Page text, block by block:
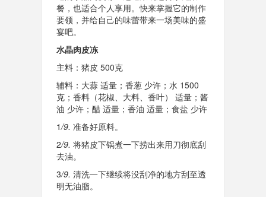
餐，也适合个人享用。快来掌握它的制作
要领，并给自己的味蕾带来一场美味的盛
宴吧。
水晶肉皮冻
主料：猪皮 500克
辅料：大蒜 适量；香葱 少许；水 1500
克；香料（花椒、大料、香叶） 适量；酱
油 少许；醋 适量；香油 适量；食盐 少许
1/9. 准备好原料。
2/9. 将猪皮下锅煮一下捞出来用刀彻底刮
去油。
3/9. 清洗一下继续将没刮净的地方刮至透
明无油脂。